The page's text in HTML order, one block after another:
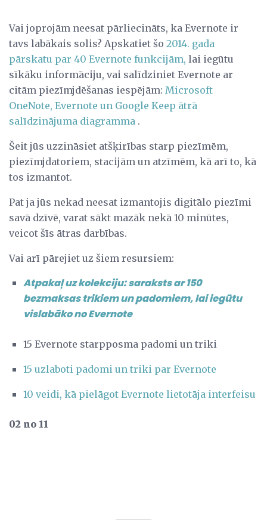
Vai joprojām neesat pārliecināts, ka Evernote ir
tavs labākais solis? Apskatiet šo 2014. gada
pārskatu par 40 Evernote funkcijām, lai iegūtu
sīkāku informāciju, vai salīdziniet Evernote ar
citām piezīmjdēšanas iespējām: Microsoft
OneNote, Evernote un Google Keep ātrā
salīdzinājuma diagramma .
Šeit jūs uzzināsiet atšķirības starp piezīmēm,
piezīmjdatoriem, stacijām un atzīmēm, kā arī to, kā
tos izmantot.
Pat ja jūs nekad neesat izmantojis digitālo piezīmi
savā dzīvē, varat sākt mazāk nekā 10 minūtes,
veicot šīs ātras darbības.
Vai arī pārejiet uz šiem resursiem:
Atpakaļ uz kolekciju: saraksts ar 150
bezmaksas trikiem un padomiem, lai iegūtu
vislabāko noEvernote
15 Evernote starpposma padomi un triki
15 uzlaboti padomi un triki par Evernote
10 veidi, kā pielāgot Evernote lietotāja interfeisu
02 no 11